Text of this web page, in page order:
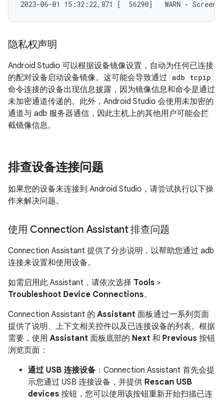
隐私权声明
Android Studio 可以根据设备镜像设置，自动为任何已连接
的配对设备启动设备镜像。这可能会导致通过 adb tcpip
命令连接的设备出现信息披露，因为镜像信息和命令是通过
未加密通道传递的。此外，Android Studio 会使用未加密的
通道与 adb 服务器通信，因此主机上的其他用户可能会拦
截镜像信息。
排查设备连接问题
如果您的设备未连接到 Android Studio，请尝试执行以下操
作来解决问题。
使用 Connection Assistant 排查问题
Connection Assistant 提供了分步说明，以帮助您通过 adb
连接来设置和使用设备。
如需启用此 Assistant，请依次选择 Tools >
Troubleshoot Device Connections。
Connection Assistant 的 Assistant 面板通过一系列页面
提供了说明、上下文相关控件以及已连接设备的列表。根据
需要，使用 Assistant 面板底部的 Next 和 Previous 按钮
浏览页面：
通过 USB 连接设备 ：Connection Assistant 首先会提
示您通过 USB 连接设备，并提供 Rescan USB
devices 按钮，您可以使用该按钮重新开始扫描已连